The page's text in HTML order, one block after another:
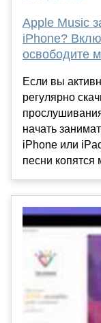
Apple Music
iPhone?
освободите
Если вы
регулярно
начать
iPhone или
песни